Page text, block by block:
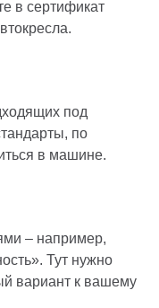
в сертификат
под
по
в машине.
– например,
Тут нужно
вариант к вашему